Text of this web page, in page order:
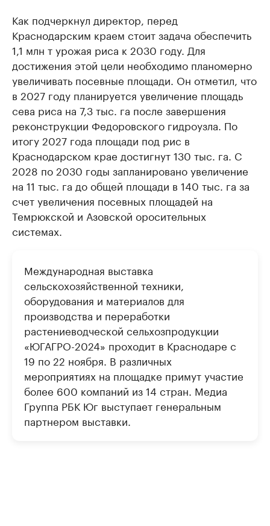
Как подчеркнул директор, перед
Краснодарским краем стоит задача обеспечить
1,1 млн т урожая риса к 2030 году. Для
достижения этой цели необходимо планомерно
увеличивать посевные площади. Он отметил, что
в 2027 году планируется увеличение площадь
сева риса на 7,3 тыс. га после завершения
реконструкции Федоровского гидроузла. По
итогу 2027 года площади под рис в
Краснодарском крае достигнут 130 тыс. га. С
2028 по 2030 годы запланировано увеличение
на 11 тыс. га до общей площади в 140 тыс. га за
счет увеличения посевных площадей на
Темрюкской и Азовской оросительных
системах.
Международная выставка
сельскохозяйственной техники,
оборудования и материалов для
производства и переработки
растениеводческой сельхозпродукции
«ЮГАГРО-2024» проходит в Краснодаре с
19 по 22 ноября. В различных
мероприятиях на площадке примут участие
более 600 компаний из 14 стран. Медиа
Группа РБК Юг выступает генеральным
партнером выставки.